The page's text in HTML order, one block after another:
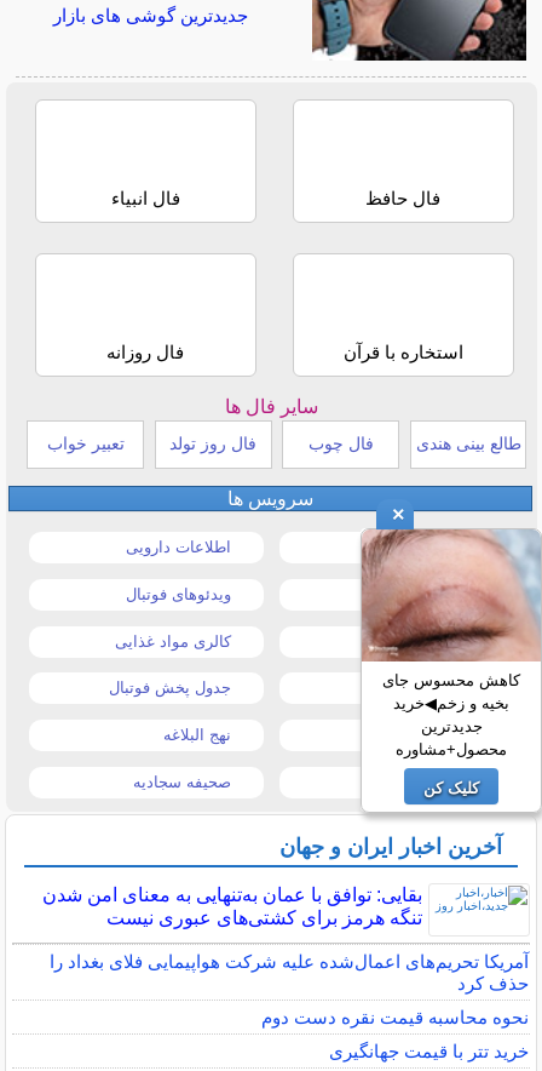
جدیدترین گوشی های بازار
فال حافظ فال انبیاء
استخاره با قرآن فال روزانه
سایر فال ها
طالع بینی هندی فال چوب فال روز تولد تعبیر خواب
سرویس ها
قیمت خودرو اطلاعات دارویی
قیمت طلا و سکه ویدئوهای فوتبال
قیمت دلار کالری مواد غذایی
قیمت موبایل جدول پخش فوتبال
قیمت تبلت نهج البلاغه
تیتر روزنامه ها صحیفه سجادیه
آخرین اخبار ایران و جهان
بقایی: توافق با عمان به‌تنهایی به معنای امن شدن
تنگه هرمز برای کشتی‌های عبوری نیست
آمریکا تحریم‌های اعمال‌شده علیه شرکت هواپیمایی فلای بغداد را
حذف کرد
نحوه محاسبه قیمت نقره دست دوم
خرید تتر با قیمت جهانگیری
×
کاهش محسوس جای
بخیه و زخم◀خرید
جدیدترین
محصول+مشاوره
کلیک کن